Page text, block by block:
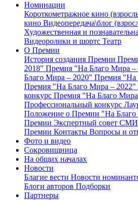
Номинации
Короткометражное кино
кино Видеопередача\блог
Художественная и
Видеоролики и шортс Театр
О Премии
История создания Премии
2018" Премия "На Благо Мира –
Благо Мира – 2020" Премия "На
Премия "На Благо Мира – 2022"
конкурс Премия "На Благо
Профессиональный конкурс
Положение о Премии "На
Премии Экспертный совет СМИ
Премии Контакты Вопросы и
Фото и видео
Сокровищница
На общих началах
Новости
Благие вести Новости
Блоги авторов Подборки
Партнеры